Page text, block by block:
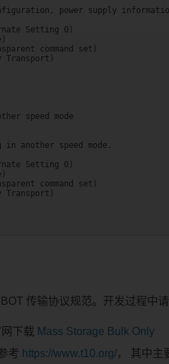
power supply
Setting 0)
command set)
Transport)
speed mode
another speed mode.
Setting 0)
command set)
Transport)
传输协议规范。开发过程中请
下载 Mass Storage Bulk Only
考 https://www.t10.org/， 其中主